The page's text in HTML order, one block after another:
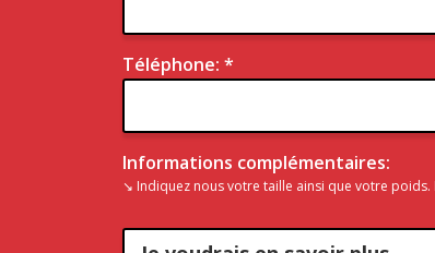
Téléphone: *
Informations complémentaires:
↘ Indiquez nous votre taille ainsi que votre